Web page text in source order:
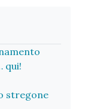
qui!
stregone